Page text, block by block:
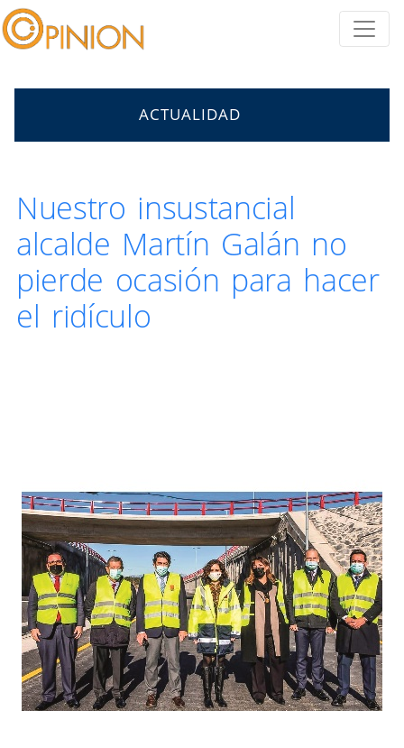
ACTUALIDAD
Nuestro insustancial
alcalde Martín Galán no
pierde ocasión para hacer
el ridículo